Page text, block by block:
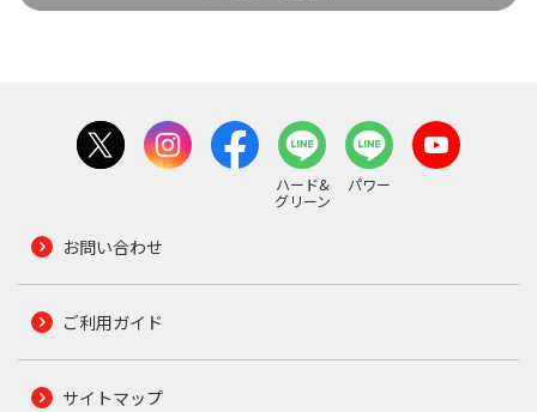
ハード&
グリーン
パワー
お問い合わせ
ご利用ガイド
サイトマップ